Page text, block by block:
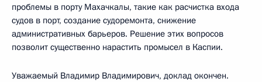
проблемы в порту Махачкалы, такие как расчистка входа
судов в порт, создание судоремонта, снижение
административных барьеров. Решение этих вопросов
позволит существенно нарастить промысел в Каспии.
Уважаемый Владимир Владимирович, доклад окончен.